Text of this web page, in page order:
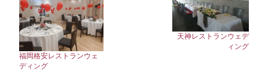
福岡格安レストランウェ
ディング
天神レストランウェデ
ィング